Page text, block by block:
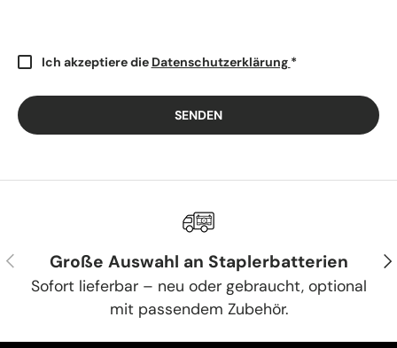
Ich akzeptiere die Datenschutzerklärung *
SENDEN
VORHERIGEGroße Auswahl an Staplerbatterien
Sofort lieferbar – neu oder gebraucht, optional
mit passendem Zubehör.